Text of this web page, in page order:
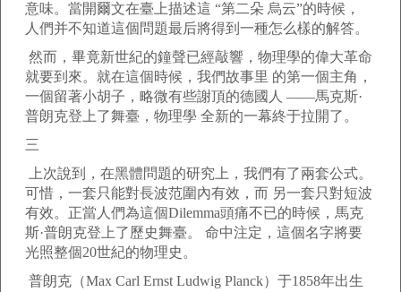
意味。當開爾文在臺上描述這 “第二朵 烏云”的時候，
人們并不知道這個問題最后將得到一種怎么樣的解答。
然而，畢竟新世紀的鐘聲已經敲響，物理學的偉大革命
就要到來。就在這個時候，我們故事里 的第一個主角，
一個留著小胡子，略微有些謝頂的德國人 ——馬克斯·
普朗克登上了舞臺，物理學 全新的一幕終于拉開了。
三
上次說到，在黑體問題的研究上，我們有了兩套公式。
可惜，一套只能對長波范圍內有效，而 另一套只對短波
有效。正當人們為這個Dilemma頭痛不已的時候，馬克
斯·普朗克登上了歷史舞臺。 命中注定，這個名字將要
光照整個20世紀的物理史。
普朗克（Max Carl Ernst Ludwig Planck）于1858年出生